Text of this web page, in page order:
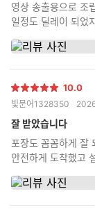
영상 송출용으로 조립 요청했습니다.
일정도 딜레이 되었
사용하겠습니다.
별
점
10.0
빛문어1328350
잘 받았습니다
포장도 꼼꼼하게 잘
안전하게 도착했고